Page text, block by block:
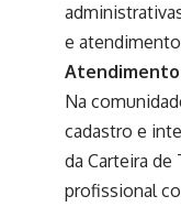
e
Atendimento
Na
cadastro e
da Carteira
profissional